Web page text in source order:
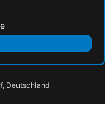
Deutschland